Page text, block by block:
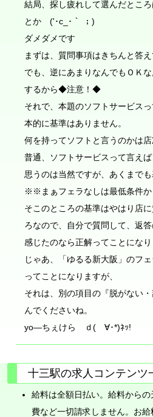
結局、探し疲れして選んだとこ
とか ('･c_･｀ ；)
ダメダメです
まずは、質問事項はきちんと答
でも、逆にあまりなんでもＯＫ
するから◆注意！◆
それで、本題のソフトサービス
本的に基準はありません。
何を持ってソフトと言うのかは店
普通、ソフトサービスって言え
思うのは当然ですが、あくまで
※※まぁフェラなしは最低条件か
そこのところの基準はやはり店
ろなので、自分で質問して、返
感じたのなら正解ってことになり
じゃあ、「ゆるる新大阪」のフ
ってことになりますが、
それは、別の項目の『脱がない
んでくださいね。
yo―ちぇけら ｄ(ゝ∀･*)ﾈｯ!
十三駅の求人コンテンツ
給料は全額日払い。給料から
費など一切請求しません。お給